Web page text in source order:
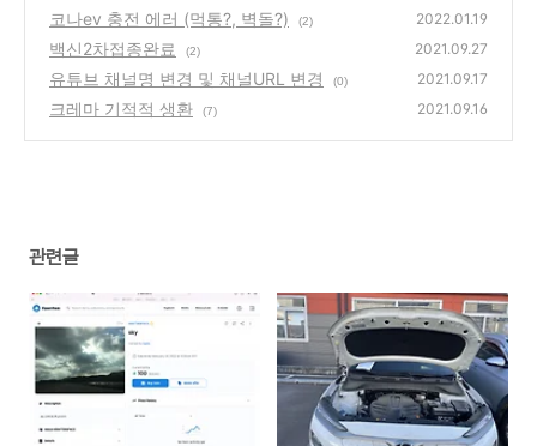
보았습니다.
(0)
코나ev 충전 에러 (먹통?, 벽돌?) (2) 2022.01.19
백신2차접종완료 (2) 2021.09.27
유튜브 채널명 변경 및 채널URL 변경 (0) 2021.09.17
크레마 기적적 생환 (7) 2021.09.16
관련글